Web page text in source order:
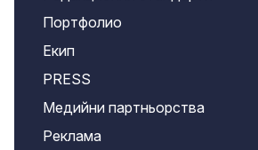
Портфолио
Екип
PRESS
Медийни партньорства
Реклама